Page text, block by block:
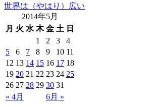
世界は（やはり）広い
2014年5月
月 火 水 木 金 土 日
« 4月 6月 »
1 2 3
4
5
6 7 8 9 10 11
12 13 14 15 16 17 18
19 20 21 22 23 24 25
26 27 28 29 30 31